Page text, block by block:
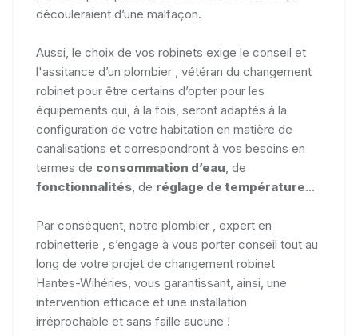
découleraient d’une malfaçon.
Aussi, le choix de vos robinets exige le conseil et
l'assitance d’un plombier , vétéran du changement
robinet pour être certains d’opter pour les
équipements qui, à la fois, seront adaptés à la
configuration de votre habitation en matière de
canalisations et correspondront à vos besoins en
termes de consommation d’eau , de
fonctionnalités , de réglage de température...
Par conséquent, notre plombier , expert en
robinetterie , s’engage à vous porter conseil tout au
long de votre projet de changement robinet
Hantes-Wihéries, vous garantissant, ainsi, une
intervention efficace et une installation
irréprochable et sans faille aucune !